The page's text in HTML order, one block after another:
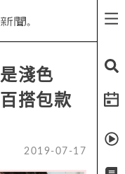
淺色
搭包款
2019-07-17